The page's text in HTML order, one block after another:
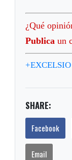
¿Qué
Publica un
+EXCELSIO
SHARE:
Facebook
Email